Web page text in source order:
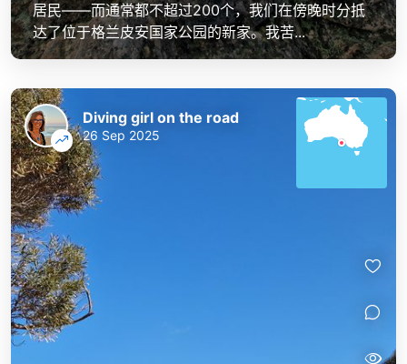
居民——而通常都不超过200个，我们在傍晚时分抵
达了位于格兰皮安国家公园的新家。我苦...
Diving girl on the road
26 Sep 2025